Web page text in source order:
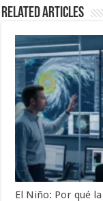
Related Articles
El Niño: Por qué